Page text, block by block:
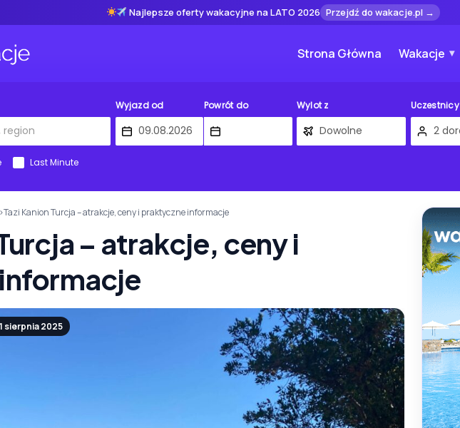
Najlepsze oferty wakacyjne na LATO 2026 Przejdź do wakacje.pl →
Strona Główna Wakacje
Wyjazd od Powrót do Wylot z Uczestnicy
Last Minute
›Tazi Kanion Turcja – atrakcje, ceny i praktyczne informacje
– atrakcje, ceny i
sierpnia 2025